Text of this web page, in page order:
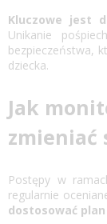
Kluczowe jest
Unikanie
bezpieczeństwa,
dziecka.
Jak
zmieniać
Postępy w
regularnie
dostosować